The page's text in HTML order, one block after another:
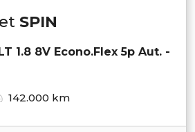
SPIN
1.8 8V Econo.Flex 5p Aut. -
142.000 km